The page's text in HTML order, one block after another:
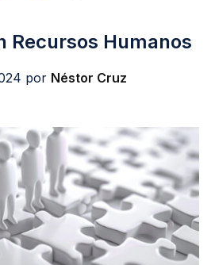
Recursos Humanos
por Néstor Cruz